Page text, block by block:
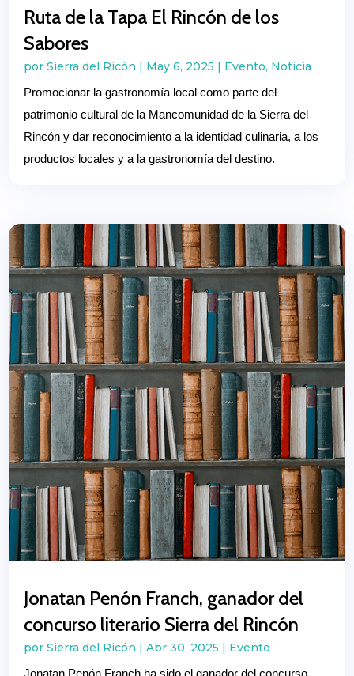
Ruta de la Tapa El Rincón de los
Sabores
porSierra del Ricón | May 6, 2025 | Evento, Noticia
Promocionar la gastronomía local como parte del
patrimonio cultural de la Mancomunidad de la Sierra del
Rincón y dar reconocimiento a la identidad culinaria, a los
productos locales y a la gastronomía del destino.
Jonatan Penón Franch, ganador del
concurso literario Sierra del Rincón
porSierra del Ricón |Abr 30, 2025 | Evento
Jonatan Penón Franch ha sido el ganador del concurso